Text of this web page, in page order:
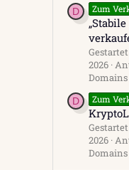
D Zum
2026
D Zum
2026